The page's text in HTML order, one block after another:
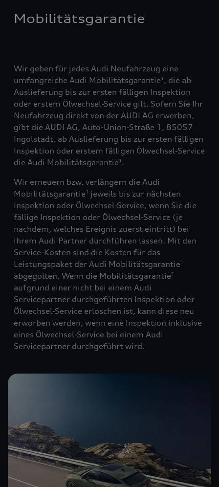
Mobilitätsgarantie
Wir geben für jedes Audi Neufahrzeug eine
umfangreiche Audi Mobilitätsgarantie1 , die ab
Auslieferung bis zur ersten fälligen Inspektion
oder erstem Ölwechsel-Service gilt. Sofern Sie Ihr
Neufahrzeug direkt von der AUDI AG erwerben,
gibt die AUDI AG, Auto-Union-Straße 1, 85057
Ingolstadt, ab Auslieferung bis zur ersten fälligen
Inspektion oder erstem fälligen Ölwechsel-Service
die Audi Mobilitätsgarantie1 .
Wir erneuern bzw. verlängern die Audi
Mobilitätsgarantie1
jeweils bis zur nächsten
Inspektion oder Ölwechsel-Service, wenn Sie die
fällige Inspektion oder Ölwechsel-Service (je
nachdem, welches Ereignis zuerst eintritt) bei
ihrem Audi Partner durchführen lassen. Mit den
Service-Kosten sind die Kosten für das
Leistungspaket der Audi Mobilitätsgarantie1
abgegolten. Wenn die Mobilitätsgarantie1
aufgrund einer nicht bei einem Audi
Servicepartner durchgeführten Inspektion oder
Ölwechsel-Service erloschen ist, kann diese neu
erworben werden, wenn eine Inspektion inklusive
eines Ölwechsel-Service bei einem Audi
Servicepartner durchgeführt wird.